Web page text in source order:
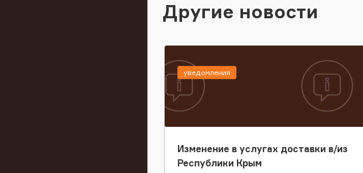
Другие новости
Изменение в услугах доставки в/из
Республики Крым
уведомления